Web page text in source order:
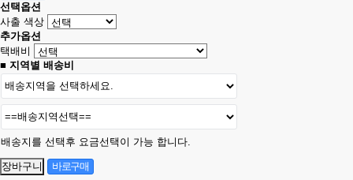
선택옵션
사출 색상
추가옵션
택배비
■ 지역별 배송비
배송지를 선택후 요금선택이 가능 합니다.